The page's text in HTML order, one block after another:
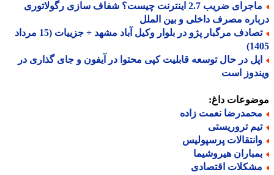
ماجرای ضریب 2.7 اینترنت چیست؟ شفاف سازی رگولاتوری
مصرف داخلی و بین الملل
تصادف مرگبار پژو در بلوار وکیل آباد مشهد + جزییات (15 مرداد
در حال توسعه قابلیت کپی محتوا در آیفون و جای گذاری در
است
داغ:
نعمت زاده
تروریستی
پرسپولیس
هیروشیما
اقتصادی